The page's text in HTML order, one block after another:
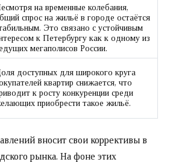
на временные колебания,
спрос на жильё в городе остаётся
Это связано с устойчивым
к Петербургу как к одному из
мегаполисов России.
доступных для широкого круга
квартир снижается, что
к росту конкуренции среди
приобрести такое жильё.
вносит свои коррективы в
рынка. На фоне этих